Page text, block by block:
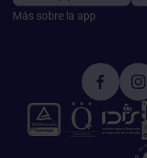
Más sobre la app​